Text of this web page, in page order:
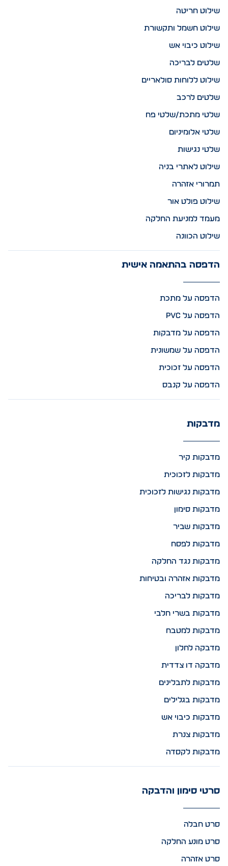
שילוט חריטה
שילוט חשמל ותקשורת
שילוט כיבוי אש
שלטים לבריכה
שילוט ללוחות סולאריים
שלטים לרכב
שלטי מתכת/שלטי פח
שלטי אלומיניום
שלטי נגישות
שילוט לאתרי בניה
תמרורי אזהרה
שילוט פולט אור
מעמד למניעת החלקה
שילוט הכוונה
הדפסה בהתאמה אישית
הדפסה על מתכת
הדפסה על PVC
הדפסה על מדבקות
הדפסה על שמשונית
הדפסה על זכוכית
הדפסה על קנבס
מדבקות
מדבקות קיר
מדבקות לזכוכית
מדבקות נגישות לזכוכית
מדבקות סימון
מדבקות שביר
מדבקות לפסח
מדבקות נגד החלקה
מדבקות אזהרה ובטיחות
מדבקות לבריכה
מדבקות בשרי חלבי
מדבקות למטבח
מדבקה לחלון
מדבקה דו צדדית
מדבקות לתבלינים
מדבקות בגלילים
מדבקות כיבוי אש
מדבקות צנרת
מדבקות לקסדה
סרטי סימון והדבקה
סרט חבלה
סרט מונע החלקה
סרט אזהרה